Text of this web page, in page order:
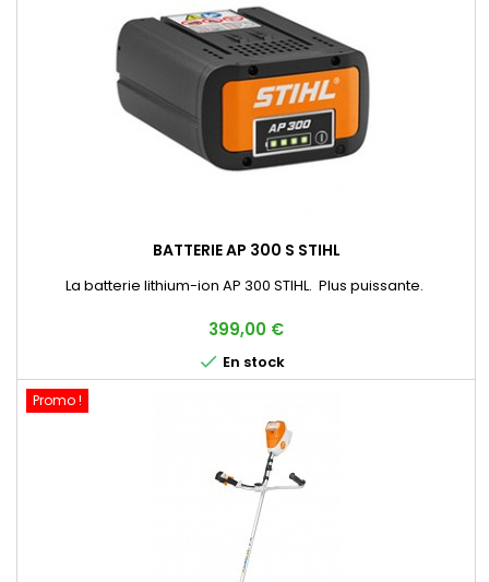
BATTERIE AP 300 S STIHL
La batterie lithium-ion AP 300 STIHL. Plus puissante.
Prix
399,00 €
 En stock
Promo !